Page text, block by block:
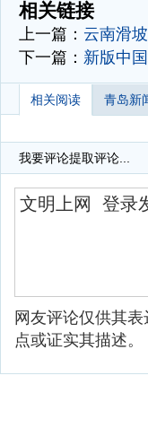
相关链接
上一篇： 云南滑
下一篇： 新版中
相关阅读 青岛新
我要评论提取评论...
网友评论仅供其
点或证实其描述。